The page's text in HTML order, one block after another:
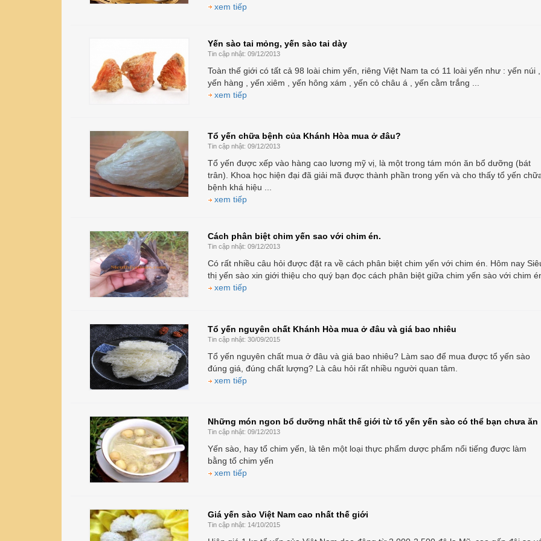
xem tiếp
Yến sào tai mỏng, yến sào tai dày
Tin cập nhật: 09/12/2013
Toàn thế giới có tất cả 98 loài chim yến, riêng Việt Nam ta có 11 loài yến như : yến núi ,
yến hàng , yến xiêm , yến hông xám , yến cỏ châu á , yến cằm trắng ...
xem tiếp
Tổ yến chữa bệnh của Khánh Hòa mua ở đâu?
Tin cập nhật: 09/12/2013
Tổ yến được xếp vào hàng cao lương mỹ vị, là một trong tám món ăn bổ dưỡng (bát
trân). Khoa học hiện đại đã giải mã được thành phần trong yến và cho thấy tổ yến
bệnh khá hiệu ...
xem tiếp
Cách phân biệt chim yến sao với chim én.
Tin cập nhật: 09/12/2013
Có rất nhiều câu hỏi được đặt ra về cách phân biệt chim yến với chim én. Hôm nay
thị yến sào xin giới thiệu cho quý bạn đọc cách phân biệt giữa chim yến sào với chim
xem tiếp
Tổ yến nguyên chất Khánh Hòa mua ở đâu và giá bao nhiêu
Tin cập nhật: 30/09/2015
Tổ yến nguyên chất mua ở đâu và giá bao nhiêu? Làm sao để mua được tổ yến sào
đúng giá, đúng chất lượng? Là câu hỏi rất nhiều người quan tâm.
xem tiếp
Những món ngon bổ dưỡng nhất thế giới từ tổ yến yến sào có thể bạn chưa ăn
Tin cập nhật: 09/12/2013
Yến sào, hay tổ chim yến, là tên một loại thực phẩm dược phẩm nổi tiếng được làm
bằng tổ chim yến
xem tiếp
Giá yến sào Việt Nam cao nhất thế giới
Tin cập nhật: 14/10/2015